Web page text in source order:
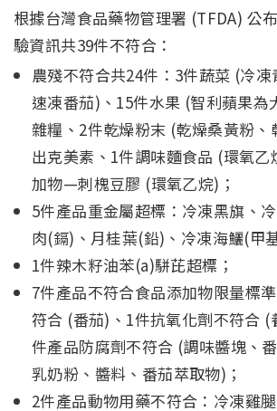
根據台灣食品藥物管理署 (TFDA) 公
驗資訊共39件不符合：
農殘不符合共24件：3件蔬菜 (冷凍
速凍番茄)、15件水果 (智利蘋果為
雜糧、2件乾燥粉末 (乾燥桑黃粉、
出克美素、1件調味麵食品 (環氧
加物—刺槐豆膠 (環氧乙烷)；
5件產品重金屬超標：冷凍黑旗、
肉(鎘)、月桂葉(鉛)、冷凍海鱺(甲
1件辣木籽油苯(a)駢芘超標；
7件產品不符合食品添加物限量標
符合 (番茄)、1件抗氧化劑不符合 (
件產品防腐劑不符合 (調味醬塊、
乳奶粉、醬料、番茄萃取物)；
2件產品動物用藥不符合：冷凍雞